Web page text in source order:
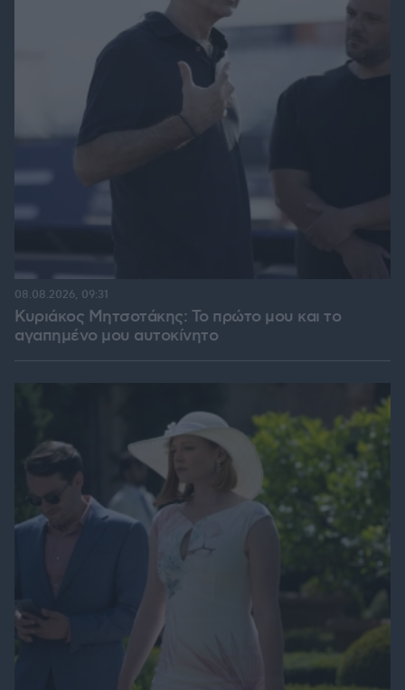
Κυριάκος Μητσοτάκης: Το πρώτο μου και το
αγαπημένο μου αυτοκίνητο
08.08.2026, 09:31